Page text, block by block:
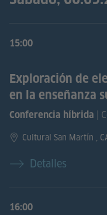
15:00
Exploración de
en la enseñanza
Conferencia híbrida |
Cultural San Martín ,
Detalles
16:00